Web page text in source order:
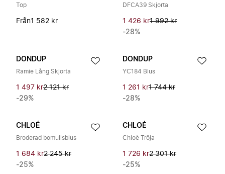
Top
Från1 582 kr
DFCA39 Skjorta
1 426 kr1 992 kr
-28%
DONDUP
Ramie Lång Skjorta
1 497 kr2 121 kr
-29%
DONDUP
YC184 Blus
1 261 kr1 744 kr
-28%
CHLOÉ
Broderad bomullsblus
1 684 kr2 245 kr
-25%
CHLOÉ
Chloè Tröja
1 726 kr2 301 kr
-25%